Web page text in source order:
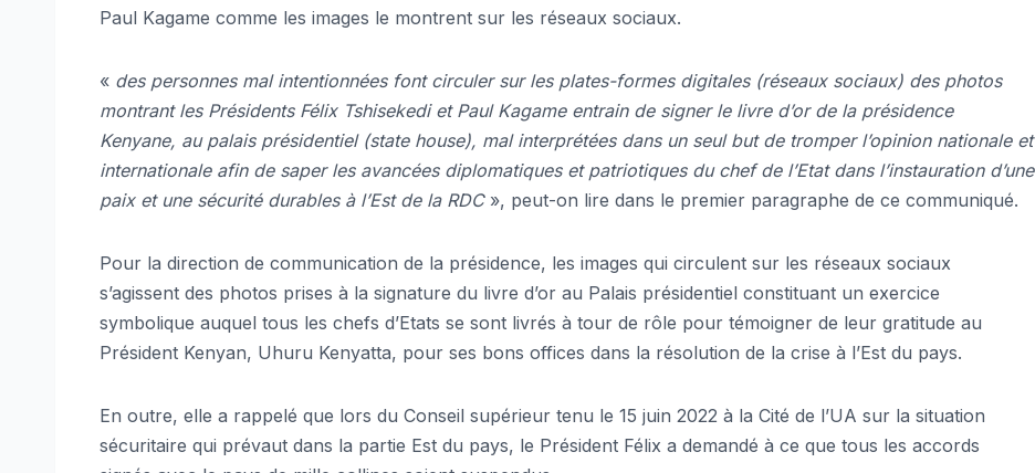
Paul Kagame comme les images le montrent sur les réseaux sociaux.
« des personnes mal intentionnées font circuler sur les plates-formes digitales (réseaux sociaux) des photos
montrant les Présidents Félix Tshisekedi et Paul Kagame entrain de signer le livre d’or de la présidence
Kenyane, au palais présidentiel (state house), mal interprétées dans un seul but de tromper l’opinion nationale et
internationale afin de saper les avancées diplomatiques et patriotiques du chef de l’Etat dans l’instauration d’une
paix et une sécurité durables à l’Est de la RDC», peut-on lire dans le premier paragraphe de ce communiqué.
Pour la direction de communication de la présidence, les images qui circulent sur les réseaux sociaux
s’agissent des photos prises à la signature du livre d’or au Palais présidentiel constituant un exercice
symbolique auquel tous les chefs d’Etats se sont livrés à tour de rôle pour témoigner de leur gratitude au
Président Kenyan, Uhuru Kenyatta, pour ses bons offices dans la résolution de la crise à l’Est du pays.
En outre, elle a rappelé que lors du Conseil supérieur tenu le 15 juin 2022 à la Cité de l’UA sur la situation
sécuritaire qui prévaut dans la partie Est du pays, le Président Félix a demandé à ce que tous les accords